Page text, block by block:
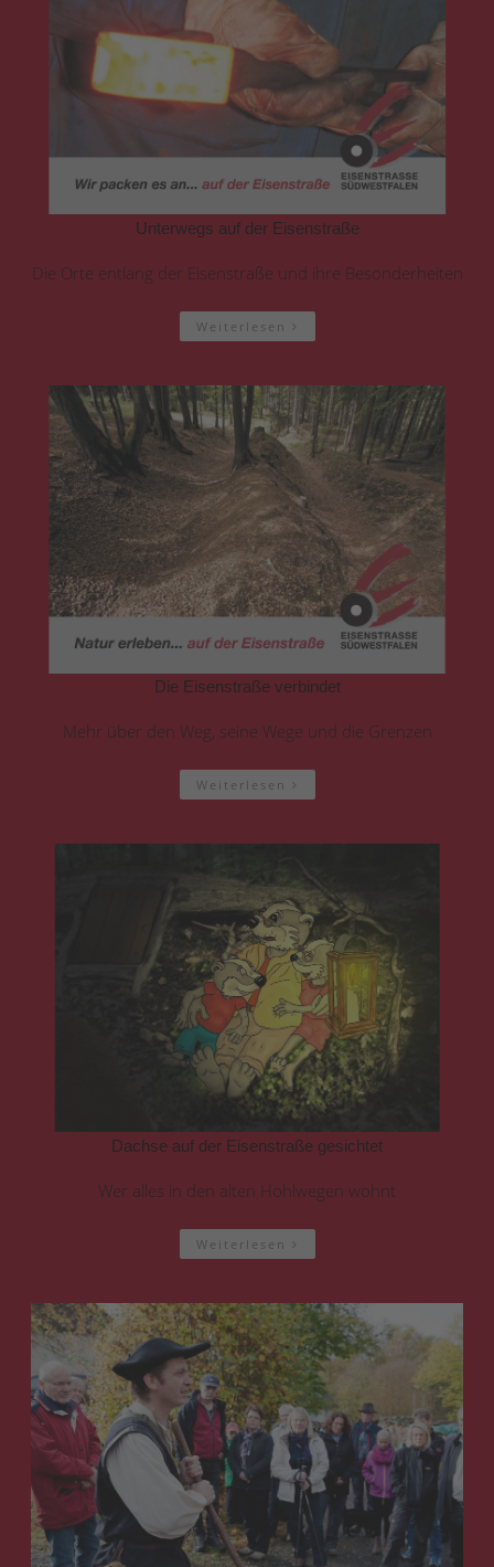
Unterwegs auf der Eisenstraße
Die Orte entlang der Eisenstraße und ihre Besonderheiten
Weiterlesen
Die Eisenstraße verbindet
Mehr über den Weg, seine Wege und die Grenzen
Weiterlesen
Dachse auf der Eisenstraße gesichtet
Wer alles in den alten Hohlwegen wohnt
Weiterlesen